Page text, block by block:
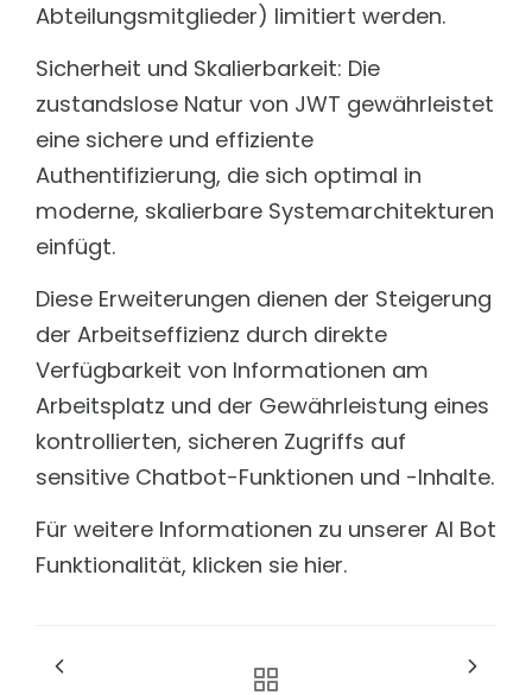
Abteilungsmitglieder) limitiert werden.
Sicherheit und Skalierbarkeit: Die
zustandslose Natur von JWT gewährleistet
eine sichere und effiziente
Authentifizierung, die sich optimal in
moderne, skalierbare Systemarchitekturen
einfügt.
Diese Erweiterungen dienen der Steigerung
der Arbeitseffizienz durch direkte
Verfügbarkeit von Informationen am
Arbeitsplatz und der Gewährleistung eines
kontrollierten, sicheren Zugriffs auf
sensitive Chatbot-Funktionen und -Inhalte.
Für weitere Informationen zu unserer AI Bot
Funktionalität, klicken sie hier.